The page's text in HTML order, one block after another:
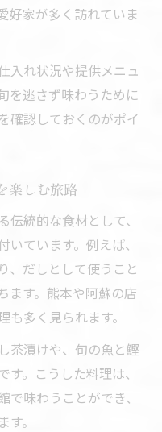
好家が多く訪れていま
入れ状況や提供メニュ
を逃さず味わうために
確認しておくのがポイ
楽しむ旅路
統的な食材として、
ています。例えば、
、だしとして使うこと
ます。熊本や阿蘇の店
多く見られます。
茶漬けや、旬の魚と鰹
。こうした料理は、
味わうことができ、
。